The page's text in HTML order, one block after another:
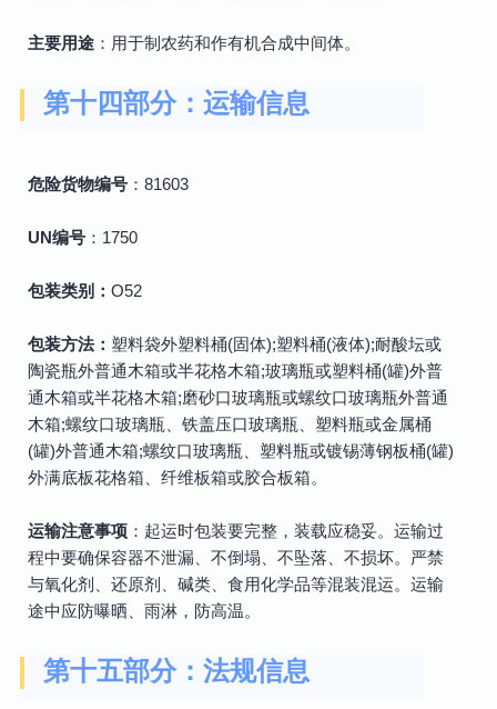
主要用途 ：用于制农药和作有机合成中间体。
第十四部分：运输信息
危险货物编号 ：81603
UN编号 ：1750
包装类别： O52
包装方法： 塑料袋外塑料桶(固体);塑料桶(液体);耐酸坛或
陶瓷瓶外普通木箱或半花格木箱;玻璃瓶或塑料桶(罐)外普
通木箱或半花格木箱;磨砂口玻璃瓶或螺纹口玻璃瓶外普通
木箱;螺纹口玻璃瓶、铁盖压口玻璃瓶、塑料瓶或金属桶
(罐)外普通木箱;螺纹口玻璃瓶、塑料瓶或镀锡薄钢板桶(罐)
外满底板花格箱、纤维板箱或胶合板箱。
运输注意事项 ：起运时包装要完整，装载应稳妥。运输过
程中要确保容器不泄漏、不倒塌、不坠落、不损坏。严禁
与氧化剂、还原剂、碱类、食用化学品等混装混运。运输
途中应防曝晒、雨淋，防高温。
第十五部分：法规信息